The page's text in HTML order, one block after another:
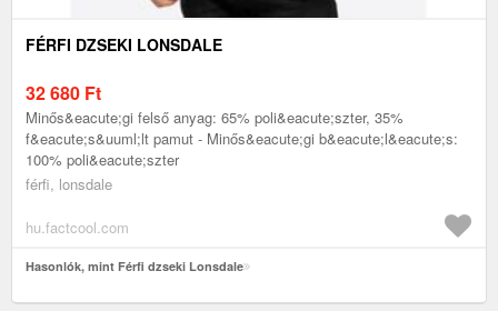
FÉRFI DZSEKI LONSDALE
32 680 Ft
Minős&eacute;gi felső anyag: 65% poli&eacute;szter, 35%
f&eacute;s&uuml;lt pamut - Minős&eacute;gi b&eacute;l&eacute;s:
100% poli&eacute;szter
férfi, lonsdale
hu.factcool.com
Hasonlók, mint Férfi dzseki Lonsdale